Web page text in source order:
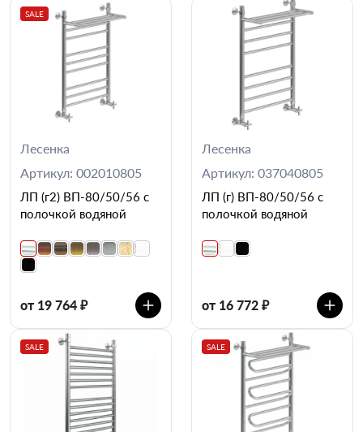
SALE
Лесенка
Артикул: 002010805
ЛП (г2) ВП-80/50/56 с
полочкой водяной
от 19 764 ₽
Лесенка
Артикул: 037040805
ЛП (г) ВП-80/50/56 с
полочкой водяной
от 16 772 ₽
SALE SALE